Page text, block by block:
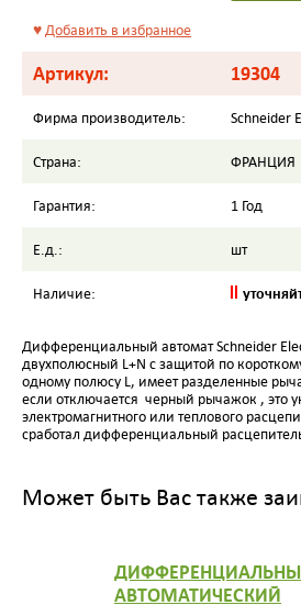
♥Добавить в избранное
Артикул: 19304
Фирма производитель: Schneider
Страна: ФРАНЦИЯ
Гарантия: 1 Год
Е.д.: шт
Наличие:
Дифференциальный автомат Schneider
двухполюсный L+N с защитой по
одному полюсу L, имеет разделенные
если отключается черный рычажок , это
электромагнитного или теплового
сработал дифференциальный
Может быть Вас также
АВТОМАТИЧЕСКИЙ